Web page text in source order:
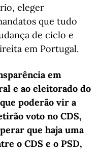
eleger
que tudo
de ciclo e
em Portugal.
em
e ao eleitorado do
poderão vir a
voto no CDS,
que haja uma
o CDS e o PSD,